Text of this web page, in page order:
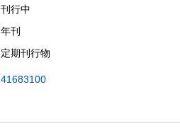
刊行中
年刊
定期刊行物
41683100